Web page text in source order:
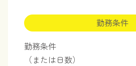
勤務条件
勤務条件
（または日数）